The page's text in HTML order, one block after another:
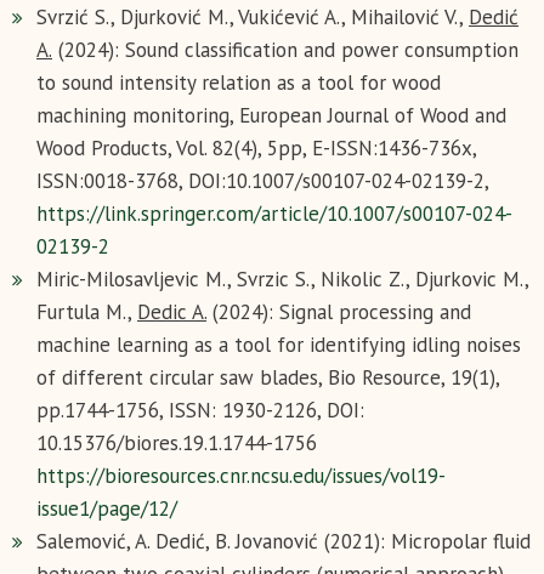
Svrzić S., Djurković M., Vukićević A., Mihailović V., Dedić
A. (2024): Sound classification and power consumption
to sound intensity relation as a tool for wood
machining monitoring, European Journal of Wood and
Wood Products, Vol. 82(4), 5pp, E-ISSN:1436-736x,
ISSN:0018-3768, DOI:10.1007/s00107-024-02139-2,
https://link.springer.com/article/10.1007/s00107-024-
02139-2
Miric-Milosavljevic M., Svrzic S., Nikolic Z., Djurkovic M.,
Furtula M., Dedic A. (2024): Signal processing and
machine learning as a tool for identifying idling noises
of different circular saw blades, Bio Resource, 19(1),
pp.1744-1756, ISSN: 1930-2126, DOI:
10.15376/biores.19.1.1744-1756
https://bioresources.cnr.ncsu.edu/issues/vol19-
issue1/page/12/
Salemović, A. Dedić, B. Jovanović (2021): Micropolar fluid